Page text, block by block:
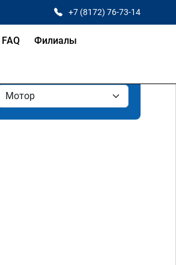
+7 (8172) 76-73-14
FAQ Филиалы